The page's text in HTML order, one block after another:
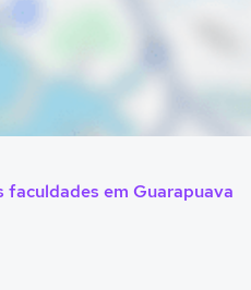
faculdades em Guarapuava